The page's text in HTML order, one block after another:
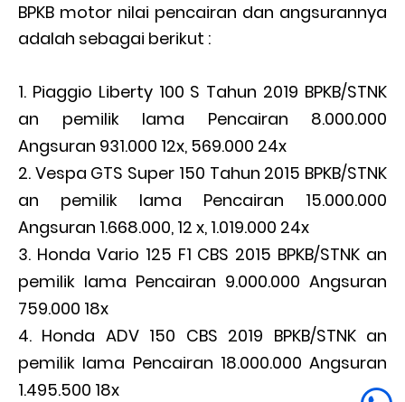
BPKB motor nilai pencairan dan angsurannya
adalah sebagai berikut :
Piaggio Liberty 100 S Tahun 2019 BPKB/STNK
an pemilik lama Pencairan 8.000.000
Angsuran 931.000 12x, 569.000 24x
Vespa GTS Super 150 Tahun 2015 BPKB/STNK
an pemilik lama Pencairan 15.000.000
Angsuran 1.668.000, 12 x, 1.019.000 24x
Honda Vario 125 F1 CBS 2015 BPKB/STNK an
pemilik lama Pencairan 9.000.000 Angsuran
759.000 18x
Honda ADV 150 CBS 2019 BPKB/STNK an
pemilik lama Pencairan 18.000.000 Angsuran
1.495.500 18x